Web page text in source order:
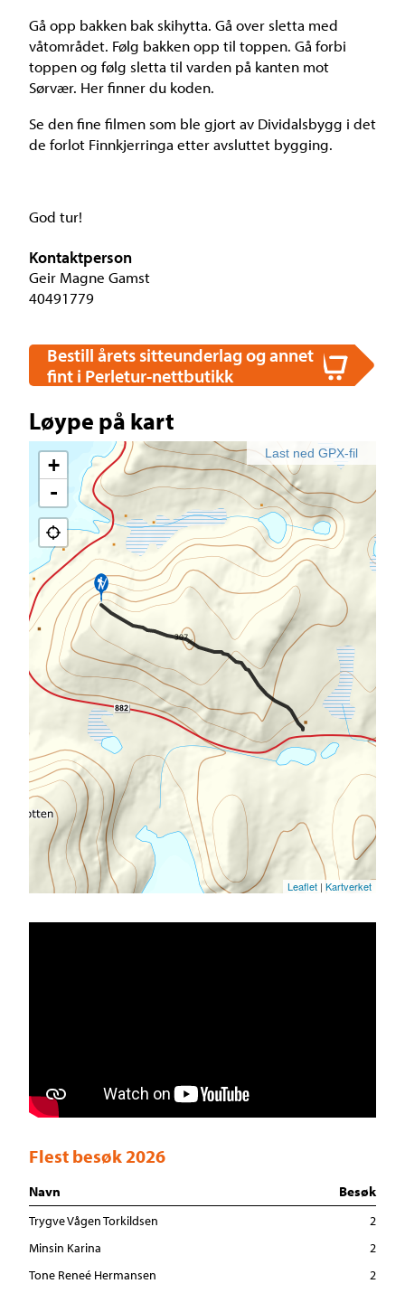
Gå opp bakken bak skihytta. Gå over sletta med
våtområdet. Følg bakken opp til toppen. Gå forbi
toppen og følg sletta til varden på kanten mot
Sørvær. Her finner du koden.
Se den fine filmen som ble gjort av Dividalsbygg i det
de forlot Finnkjerringa etter avsluttet bygging.
God tur!
Kontaktperson
Geir Magne Gamst
40491779
Bestill årets sitteunderlag og annet
fint i Perletur-nettbutikk
Løype på kart
Last ned GPX-fil
+
-
Leaflet | Kartverket
Flest besøk 2026
Navn Besøk
Trygve Vågen Torkildsen
2
Minsin Karina
2
Tone Reneé Hermansen
2